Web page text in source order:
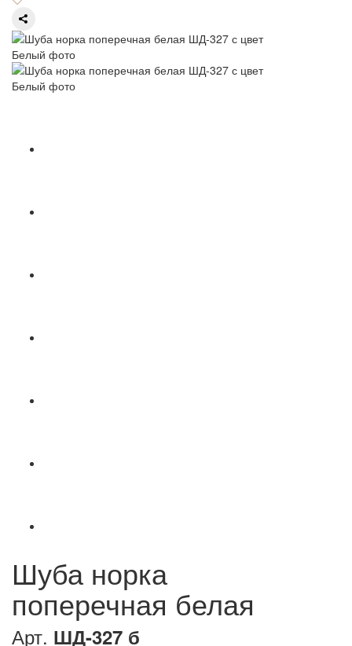
Шуба норка
поперечная белая
Арт. ШД-327 б